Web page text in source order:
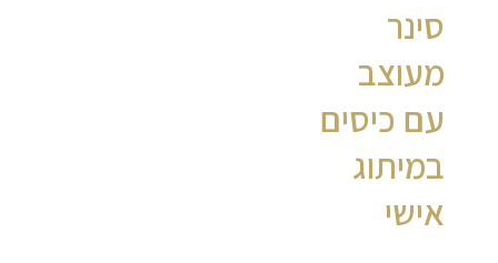
סינר
מעוצב
עם כיסים
במיתוג
אישי